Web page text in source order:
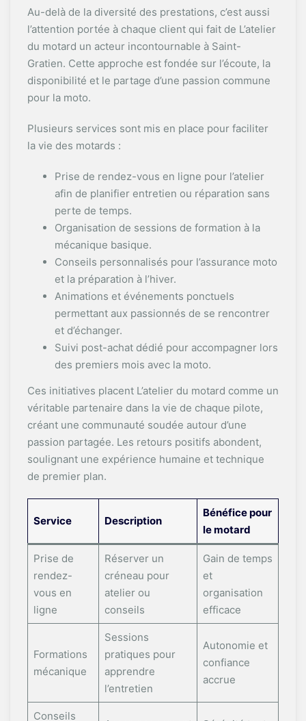
Au-delà de la diversité des prestations, c’est aussi
l’attention portée à chaque client qui fait de L’atelier
du motard un acteur incontournable à Saint-
Gratien. Cette approche est fondée sur l’écoute, la
disponibilité et le partage d’une passion commune
pour la moto.
Plusieurs services sont mis en place pour faciliter
la vie des motards :
Prise de rendez-vous en ligne pour l’atelier
afin de planifier entretien ou réparation sans
perte de temps.
Organisation de sessions de formation à la
mécanique basique.
Conseils personnalisés pour l’assurance moto
et la préparation à l’hiver.
Animations et événements ponctuels
permettant aux passionnés de se rencontrer
et d’échanger.
Suivi post-achat dédié pour accompagner lors
des premiers mois avec la moto.
Ces initiatives placent L’atelier du motard comme un
véritable partenaire dans la vie de chaque pilote,
créant une communauté soudée autour d’une
passion partagée. Les retours positifs abondent,
soulignant une expérience humaine et technique
de premier plan.
Service Description
Bénéfice pour
le motard
Prise de
rendez-
vous en
ligne
Réserver un
créneau pour
atelier ou
conseils
Gain de temps
et
organisation
efficace
Formations
mécanique
Sessions
pratiques pour
apprendre
l’entretien
Autonomie et
confiance
accrue
Conseils